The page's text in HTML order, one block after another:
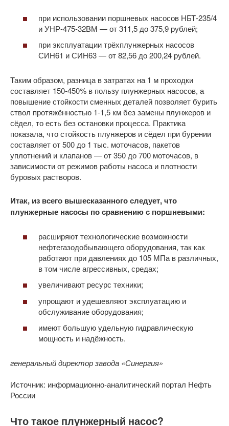
при использовании поршневых насосов НБТ-235/4
и УНР-475-32ВМ — от 311,5 до 375,9 рублей;
при эксплуатации трёхплунжерных насосов
СИН61 и СИН63 — от 82,56 до 200,24 рублей.
Таким образом, разница в затратах на 1 м проходки
составляет 150-450% в пользу плунжерных насосов, а
повышение стойкости сменных деталей позволяет бурить
ствол протяжённостью 1-1,5 км без замены плунжеров и
сёдел, то есть без остановки процесса. Практика
показала, что стойкость плунжеров и сёдел при бурении
составляет от 500 до 1 тыс. моточасов, пакетов
уплотнений и клапанов — от 350 до 700 моточасов, в
зависимости от режимов работы насоса и плотности
буровых растворов.
Итак, из всего вышесказанного следует, что
плунжерные насосы по сравнению с поршневыми:
расширяют технологические возможности
нефтегазодобывающего оборудования, так как
работают при давлениях до 105 МПа в различных,
в том числе агрессивных, средах;
увеличивают ресурс техники;
упрощают и удешевляют эксплуатацию и
обслуживание оборудования;
имеют большую удельную гидравлическую
мощность и надёжность.
генеральный директор завода «Синергия»
Источник: информационно-аналитический портал Нефть
России
Что такое плунжерный насос?